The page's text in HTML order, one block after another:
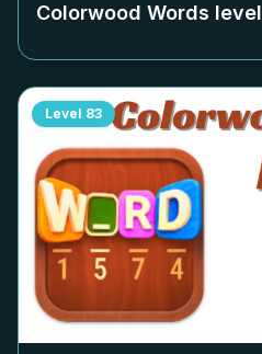
Colorwood Words level
Level 83